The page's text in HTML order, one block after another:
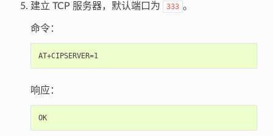
建立 TCP 服务器，默认端口为
333 。
命令：
AT+CIPSERVER=1
响应：
OK